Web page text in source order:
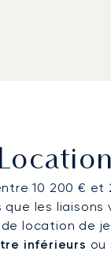
10 200 €
les
de location de
inférieurs ou